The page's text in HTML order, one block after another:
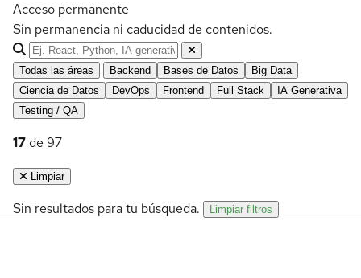
Acceso permanente
Sin permanencia ni caducidad de contenidos.
Buscar
Todas las áreas Backend Bases de Datos
Big Data
Ciencia de Datos
DevOps Frontend Full Stack
IA Generativa
Testing / QA
17 de 97
Limpiar
Sin resultados para tu búsqueda. Limpiar filtros